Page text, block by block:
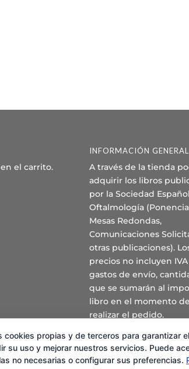
el carrito.
INFORMACIÓN GENERAL
A través de la tienda
adquirir los libros
por la Sociedad
Oftalmología
Mesas Redondas,
Comunicaciones
otras publicaciones).
precios no incluyen
gastos de envío,
que se sumarán al
libro en el momento de
realizar el pedido.
cookies propias y de terceros para garantizar
su uso y mejorar nuestros servicios. Puede
no necesarias o configurar sus preferencias.